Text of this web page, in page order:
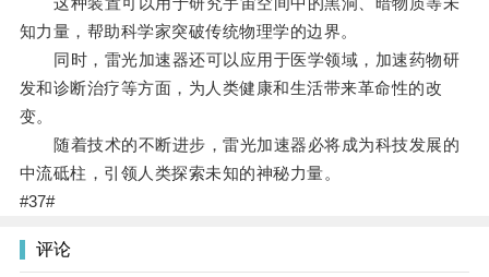
知力量，帮助科学家突破传统物理学的边界。
同时，雷光加速器还可以应用于医学领域，加速药物研
发和诊断治疗等方面，为人类健康和生活带来革命性的改
变。
随着技术的不断进步，雷光加速器必将成为科技发展的
中流砥柱，引领人类探索未知的神秘力量。
#37#
评论